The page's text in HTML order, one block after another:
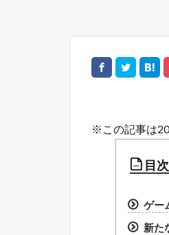
※この記事は
目次
ゲー
新た